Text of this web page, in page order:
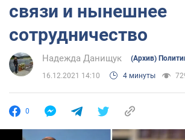
связи и нынешнее
сотрудничество
Надежда Данищук (Архив)
16.12.2021 14:10 4 минуты
0